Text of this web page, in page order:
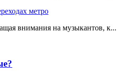
внимания на музыкантов, к...